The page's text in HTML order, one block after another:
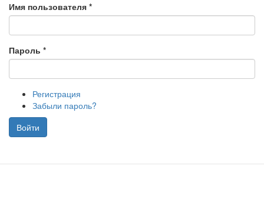
Имя пользователя *
Пароль *
Регистрация
Забыли пароль?
Войти